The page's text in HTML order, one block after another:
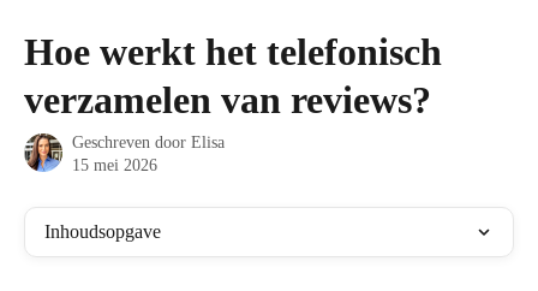
Hoe werkt het telefonisch
verzamelen van reviews?
Geschreven door Elisa
15 mei 2026
Inhoudsopgave